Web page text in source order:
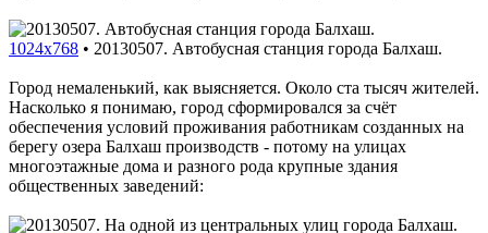
1024x768 • 20130507. Автобусная станция города Балхаш.
Город немаленький, как выясняется. Около ста тысяч жителей.
Насколько я понимаю, город сформировался за счёт
обеспечения условий проживания работникам созданных на
берегу озера Балхаш производств - потому на улицах
многоэтажные дома и разного рода крупные здания
общественных заведений: